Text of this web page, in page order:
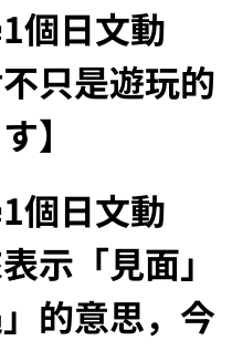
1個日文動
只是遊玩的
】
1個日文動
示「見面」
的意思，今